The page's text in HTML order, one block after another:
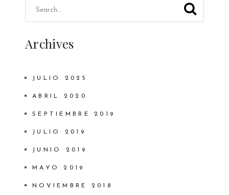
Archives
JULIO 2025
ABRIL 2020
SEPTIEMBRE 2019
JULIO 2019
JUNIO 2019
MAYO 2019
NOVIEMBRE 2018